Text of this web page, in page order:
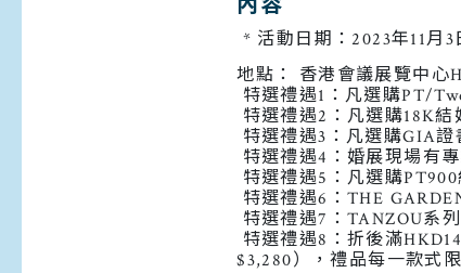
* 活動日期：2023年11月3
地點： 香港會議展覽中心
特選禮遇1：凡選購PT/
特選禮遇2：凡選購18K
特選禮遇3：凡選購GIA
特選禮遇4：婚展現場有
特選禮遇5：凡選購
特選禮遇6：THE
特選禮遇7：TANZOU系
特選禮遇8：折後滿
$3,280），禮品每一款式